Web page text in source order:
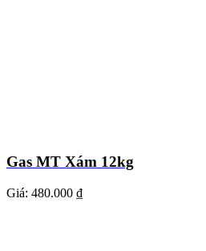
Gas MT Xám 12kg
Giá: 480.000 ₫